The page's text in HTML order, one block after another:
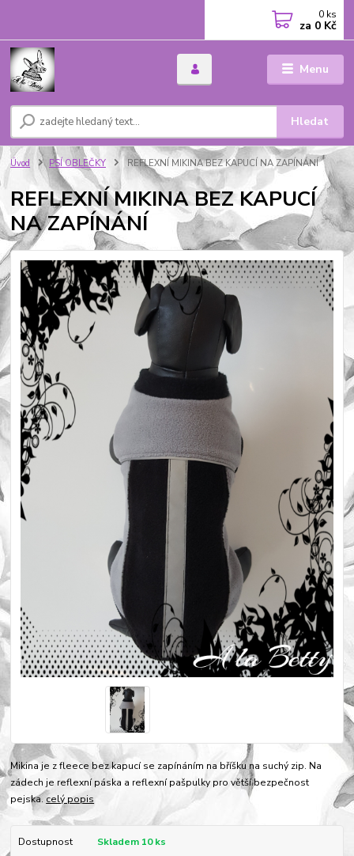
Menu
Hledat
0 ks
za 0 Kč
Úvod PSÍ OBLEČKY REFLEXNÍ MIKINA BEZ KAPUCÍ NA ZAPÍNÁNÍ
REFLEXNÍ MIKINA BEZ KAPUCÍ
NA ZAPÍNÁNÍ
Mikina je z fleece bez kapucí se zapínáním na bříšku na suchý zip. Na
zádech je reflexní páska a reflexní pašpulky pro větší bezpečnost
pejska. celý popis
Dostupnost
Skladem 10 ks